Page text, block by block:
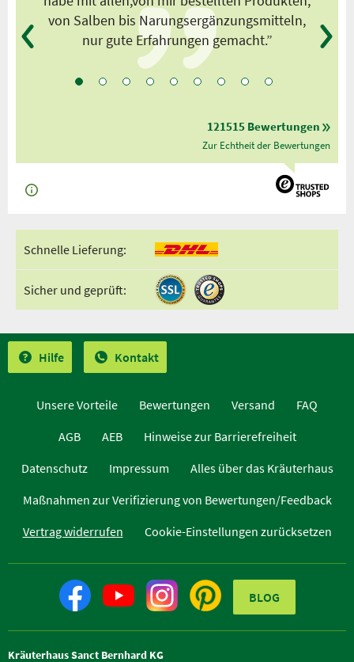
von Salben bis Narungsergänzungsmitteln,
nur gute Erfahrungen gemacht.”
121515 Bewertungen
Zur Echtheit der Bewertungen
Schnelle Lieferung:
Sicher und geprüft:
Hilfe Kontakt
Unsere Vorteile Bewertungen Versand
FAQ
AGB
AEB
Hinweise zur Barrierefreiheit
Datenschutz
Impressum
Alles über das Kräuterhaus
Maßnahmen zur Verifizierung von Bewertungen/Feedback
Vertrag widerrufen
Cookie-Einstellungen zurücksetzen
BLOG
Kräuterhaus Sanct Bernhard KG